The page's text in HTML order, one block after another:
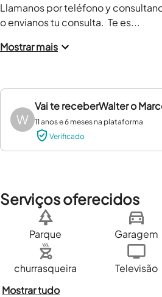
Llamanos por teléfono y
o envianos tu consulta.  Te es...
Mostrar mais
W
Vai te receberWalter o
11 anos e 6 meses na plataforma
Verificado
Serviços oferecidos
Parque Garagem
churrasqueira Televisão
Mostrar tudo